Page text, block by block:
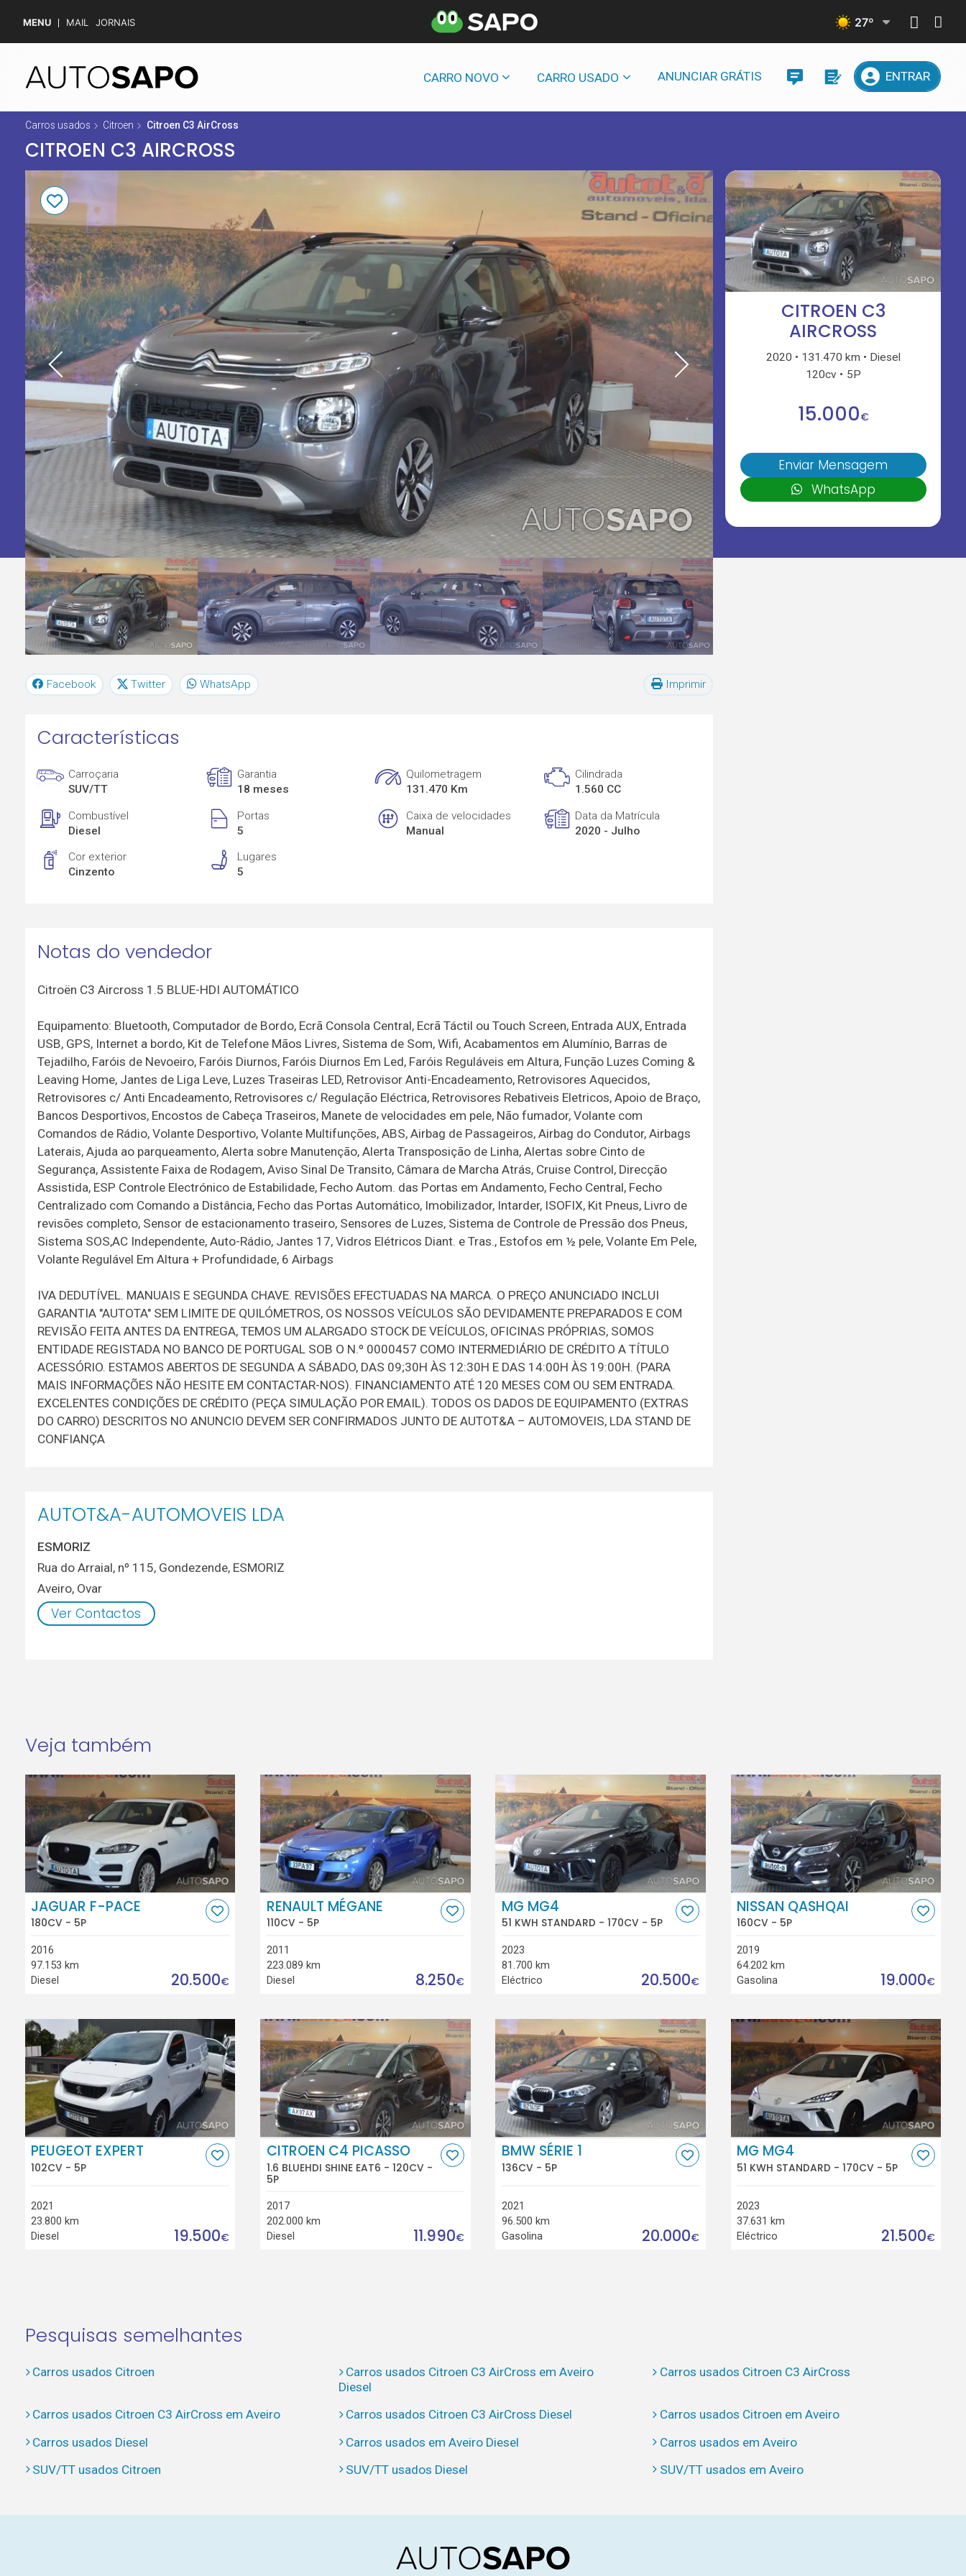
MENU MAIL JORNAIS 27º
CARRO NOVO CARRO USADO ANUNCIAR GRÁTIS ENTRAR
Carros usados Citroen Citroen C3 AirCross
CITROEN C3 AIRCROSS
CITROEN C3
AIRCROSS
2020 131.470 km
Diesel
120cv
5P
15.000€
Enviar Mensagem
WhatsApp
Facebook Twitter WhatsApp Imprimir
Características
Carroçaria
SUV/TT
Garantia
18 meses
Quilometragem
131.470 Km
Cilindrada
1.560 CC
Combustível
Diesel
Portas
5
Caixa de velocidades
Manual
Data da Matrícula
2020 - Julho
Cor exterior
Cinzento
Lugares
5
Notas do vendedor
Citroën C3 Aircross 1.5 BLUE-HDI AUTOMÁTICO
Equipamento: Bluetooth, Computador de Bordo, Ecrã Consola Central, Ecrã Táctil ou Touch Screen, Entrada AUX, Entrada
USB, GPS, Internet a bordo, Kit de Telefone Mãos Livres, Sistema de Som, Wifi, Acabamentos em Alumínio, Barras de
Tejadilho, Faróis de Nevoeiro, Faróis Diurnos, Faróis Diurnos Em Led, Faróis Reguláveis em Altura, Função Luzes Coming &
Leaving Home, Jantes de Liga Leve, Luzes Traseiras LED, Retrovisor Anti-Encadeamento, Retrovisores Aquecidos,
Retrovisores c/ Anti Encadeamento, Retrovisores c/ Regulação Eléctrica, Retrovisores Rebativeis Eletricos, Apoio de Braço,
Bancos Desportivos, Encostos de Cabeça Traseiros, Manete de velocidades em pele, Não fumador, Volante com
Comandos de Rádio, Volante Desportivo, Volante Multifunções, ABS, Airbag de Passageiros, Airbag do Condutor, Airbags
Laterais, Ajuda ao parqueamento, Alerta sobre Manutenção, Alerta Transposição de Linha, Alertas sobre Cinto de
Segurança, Assistente Faixa de Rodagem, Aviso Sinal De Transito, Câmara de Marcha Atrás, Cruise Control, Direcção
Assistida, ESP Controle Electrónico de Estabilidade, Fecho Autom. das Portas em Andamento, Fecho Central, Fecho
Centralizado com Comando a Distância, Fecho das Portas Automático, Imobilizador, Intarder, ISOFIX, Kit Pneus, Livro de
revisões completo, Sensor de estacionamento traseiro, Sensores de Luzes, Sistema de Controle de Pressão dos Pneus,
Sistema SOS,AC Independente, Auto-Rádio, Jantes 17, Vidros Elétricos Diant. e Tras., Estofos em ½ pele, Volante Em Pele,
Volante Regulável Em Altura + Profundidade, 6 Airbags
IVA DEDUTÍVEL. MANUAIS E SEGUNDA CHAVE. REVISÕES EFECTUADAS NA MARCA. O PREÇO ANUNCIADO INCLUI
GARANTIA "AUTOTA" SEM LIMITE DE QUILÓMETROS, OS NOSSOS VEÍCULOS SÃO DEVIDAMENTE PREPARADOS E COM
REVISÃO FEITA ANTES DA ENTREGA, TEMOS UM ALARGADO STOCK DE VEÍCULOS, OFICINAS PRÓPRIAS, SOMOS
ENTIDADE REGISTADA NO BANCO DE PORTUGAL SOB O N.º 0000457 COMO INTERMEDIÁRIO DE CRÉDITO A TÍTULO
ACESSÓRIO. ESTAMOS ABERTOS DE SEGUNDA A SÁBADO, DAS 09;30H ÀS 12:30H E DAS 14:00H ÀS 19:00H. (PARA
MAIS INFORMAÇÕES NÃO HESITE EM CONTACTAR-NOS). FINANCIAMENTO ATÉ 120 MESES COM OU SEM ENTRADA.
EXCELENTES CONDIÇÕES DE CRÉDITO (PEÇA SIMULAÇÃO POR EMAIL). TODOS OS DADOS DE EQUIPAMENTO (EXTRAS
DO CARRO) DESCRITOS NO ANUNCIO DEVEM SER CONFIRMADOS JUNTO DE AUTOT&A – AUTOMOVEIS, LDA STAND DE
CONFIANÇA
AUTOT&A-AUTOMOVEIS LDA
ESMORIZ
Rua do Arraial, nº 115, Gondezende, ESMORIZ
Aveiro, Ovar
Ver Contactos
Veja também
JAGUAR F-PACE
180CV - 5P
2016
97.153 km
Diesel
20.500€
RENAULT MÉGANE
110CV - 5P
2011
223.089 km
Diesel
8.250€
MG MG4
51 KWH STANDARD - 170CV - 5P
2023
81.700 km
Eléctrico
20.500€
NISSAN QASHQAI
160CV - 5P
2019
64.202 km
Gasolina
19.000€
PEUGEOT EXPERT
102CV - 5P
2021
23.800 km
Diesel
19.500€
CITROEN C4 PICASSO
1.6 BLUEHDI SHINE EAT6 - 120CV -
5P
2017
202.000 km
Diesel
11.990€
BMW SÉRIE 1
136CV - 5P
2021
96.500 km
Gasolina
20.000€
MG MG4
51 KWH STANDARD - 170CV - 5P
2023
37.631 km
Eléctrico
21.500€
Pesquisas semelhantes
Carros usados Citroen
Carros usados Citroen C3 AirCross em Aveiro
Diesel
Carros usados Citroen C3 AirCross
Carros usados Citroen C3 AirCross em Aveiro Carros usados Citroen C3 AirCross Diesel
Carros usados Citroen em Aveiro
Carros usados Diesel
Carros usados em Aveiro Diesel
Carros usados em Aveiro
SUV/TT usados Citroen
SUV/TT usados Diesel SUV/TT usados em Aveiro